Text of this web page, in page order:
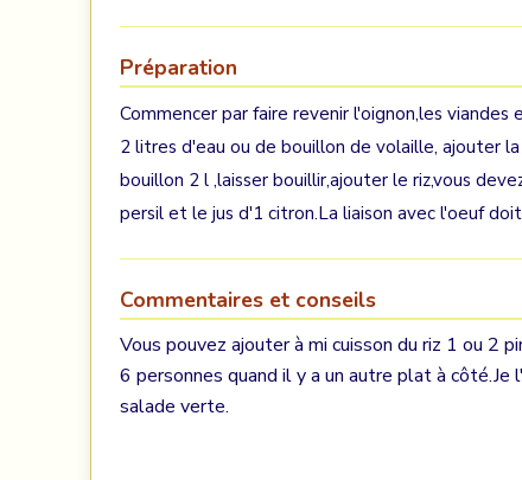
Préparation
Commencer par faire revenir l'oignon,les
2 litres d'eau ou de bouillon de volaille, ajouter
bouillon 2 l ,laisser bouillir,ajouter le riz,vous
persil et le jus d'1 citron.La liaison avec l'oeuf
Commentaires et conseils
Vous pouvez ajouter à mi cuisson du riz 1 ou
6 personnes quand il y a un autre plat à
salade verte.